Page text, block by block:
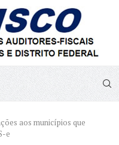
aos municípios que
e